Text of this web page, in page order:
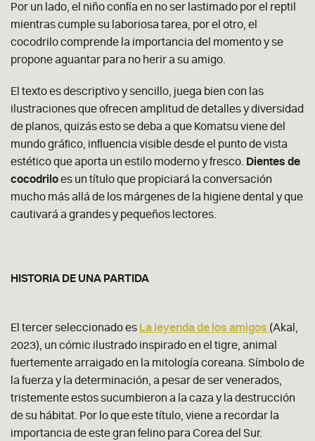
Por un lado, el niño confía en no ser lastimado por el reptil
mientras cumple su laboriosa tarea, por el otro, el
cocodrilo comprende la importancia del momento y se
propone aguantar para no herir a su amigo.
El texto es descriptivo y sencillo, juega bien con las
ilustraciones que ofrecen amplitud de detalles y diversidad
de planos, quizás esto se deba a que Komatsu viene del
mundo gráfico, influencia visible desde el punto de vista
estético que aporta un estilo moderno y fresco. Dientes de
cocodriloes un título que propiciará la conversación
mucho más allá de los márgenes de la higiene dental y que
cautivará a grandes y pequeños lectores.
HISTORIA DE UNA PARTIDA
El tercer seleccionado es La leyenda de los amigos (Akal,
2023), un cómic ilustrado inspirado en el tigre, animal
fuertemente arraigado en la mitología coreana. Símbolo de
la fuerza y la determinación, a pesar de ser venerados,
tristemente estos sucumbieron a la caza y la destrucción
de su hábitat. Por lo que este título, viene a recordar la
importancia de este gran felino para Corea del Sur.